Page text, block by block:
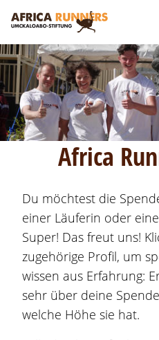
r
e
k
t
z
u
m
Africa
Du möchtest die
einer Läuferin oder
Super! Das freut uns!
zugehörige Profil, um
wissen aus Erfahrung:
sehr über deine
welche Höhe sie hat.